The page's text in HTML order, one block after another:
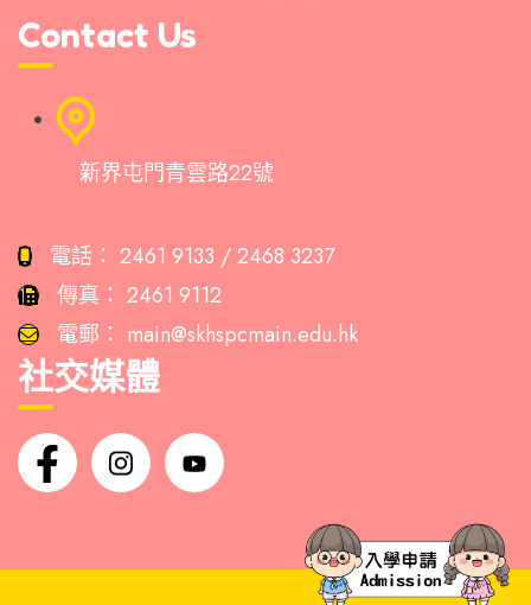
Contact Us
新界屯門青雲路22號
電話： 2461 9133 / 2468 3237
傳真： 2461 9112
電郵： main@skhspcmain.edu.hk
社交媒體